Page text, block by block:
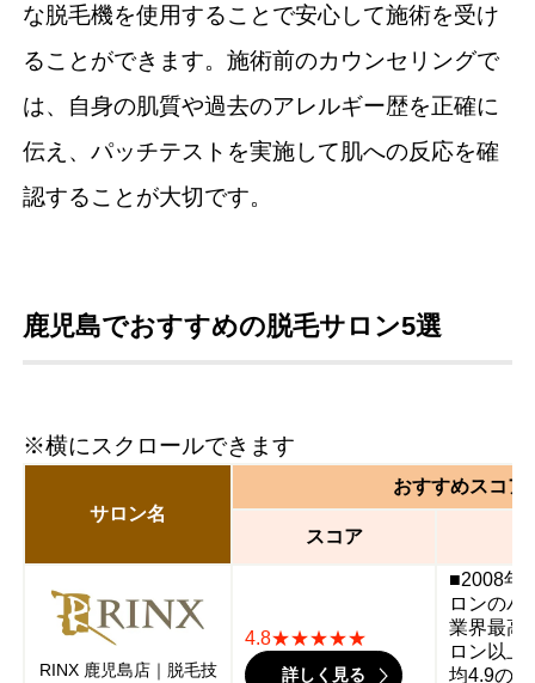
な脱毛機を使用することで安心して施術を受け
ることができます。施術前のカウンセリングで
は、自身の肌質や過去のアレルギー歴を正確に
伝え、パッチテストを実施して肌への反応を確
認することが大切です。
鹿児島でおすすめの脱毛サロン5選
※横にスクロールできます
サロン名
おすすめスコア
スコア
RINX 鹿児島店｜脱毛技
4.8★★★★★
詳しく見る
■2008年
ロンのパ
業界最高
ロン以上
均4.9の